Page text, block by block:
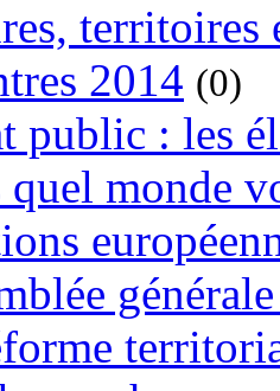
territoires
2014 (0)
public : les
monde